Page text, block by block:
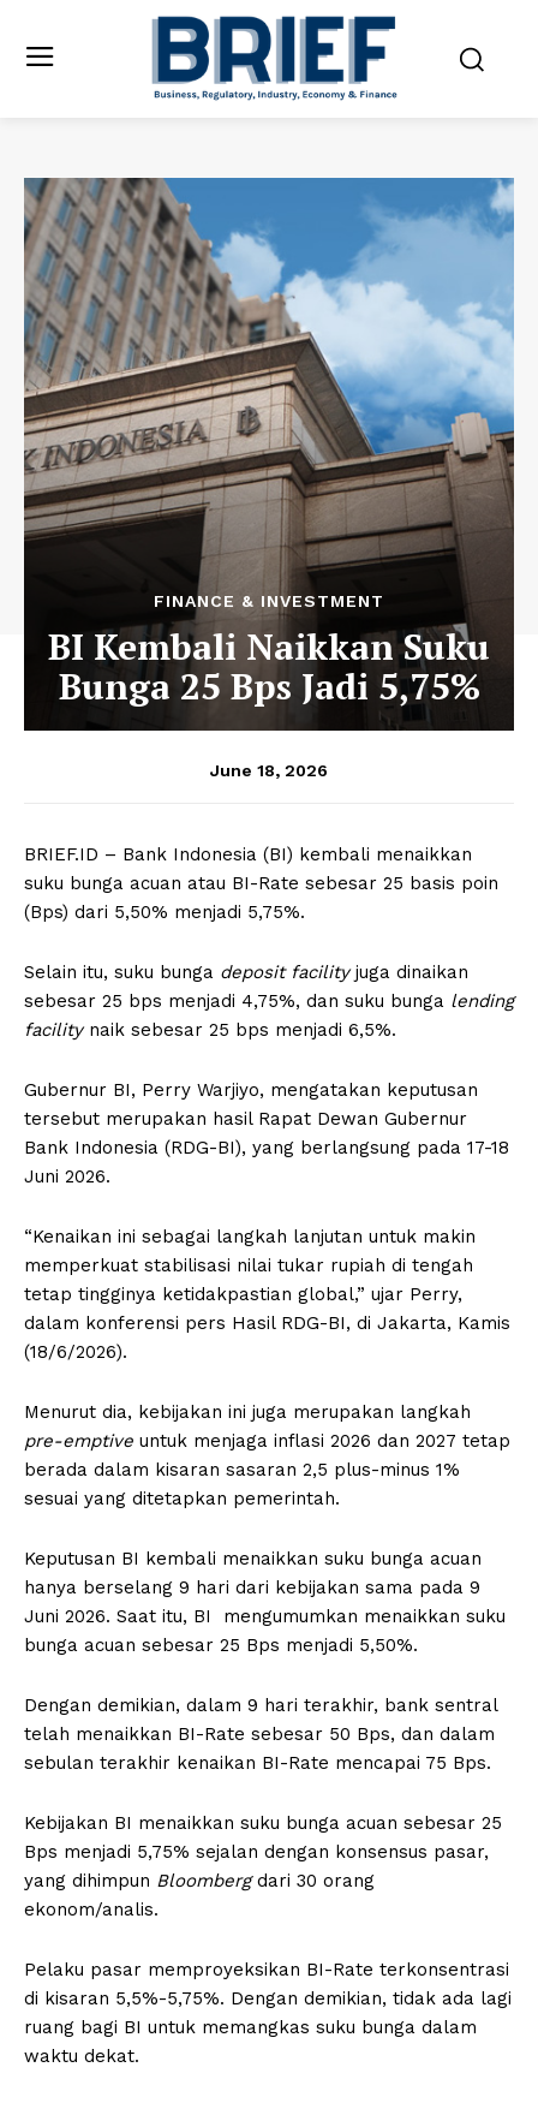
FINANCE & INVESTMENT
BI Kembali Naikkan Suku
Bunga 25 Bps Jadi 5,75%
June 18, 2026
BRIEF.ID – Bank Indonesia (BI) kembali menaikkan
suku bunga acuan atau BI-Rate sebesar 25 basis poin
(Bps) dari 5,50% menjadi 5,75%.
Selain itu, suku bunga deposit facilityjuga dinaikan
sebesar 25 bps menjadi 4,75%, dan suku bunga lending
facilitynaik sebesar 25 bps menjadi 6,5%.
Gubernur BI, Perry Warjiyo, mengatakan keputusan
tersebut merupakan hasil Rapat Dewan Gubernur
Bank Indonesia (RDG-BI), yang berlangsung pada 17-18
Juni 2026.
“Kenaikan ini sebagai langkah lanjutan untuk makin
memperkuat stabilisasi nilai tukar rupiah di tengah
tetap tingginya ketidakpastian global,” ujar Perry,
dalam konferensi pers Hasil RDG-BI, di Jakarta, Kamis
(18/6/2026).
Menurut dia, kebijakan ini juga merupakan langkah
pre-emptive untuk menjaga inflasi 2026 dan 2027 tetap
berada dalam kisaran sasaran 2,5 plus-minus 1%
sesuai yang ditetapkan pemerintah.
Keputusan BI kembali menaikkan suku bunga acuan
hanya berselang 9 hari dari kebijakan sama pada 9
Juni 2026. Saat itu, BI mengumumkan menaikkan suku
bunga acuan sebesar 25 Bps menjadi 5,50%.
Dengan demikian, dalam 9 hari terakhir, bank sentral
telah menaikkan BI-Rate sebesar 50 Bps, dan dalam
sebulan terakhir kenaikan BI-Rate mencapai 75 Bps.
Kebijakan BI menaikkan suku bunga acuan sebesar 25
Bps menjadi 5,75% sejalan dengan konsensus pasar,
yang dihimpun Bloombergdari 30 orang
ekonom/analis.
Pelaku pasar memproyeksikan BI-Rate terkonsentrasi
di kisaran 5,5%-5,75%. Dengan demikian, tidak ada lagi
ruang bagi BI untuk memangkas suku bunga dalam
waktu dekat.